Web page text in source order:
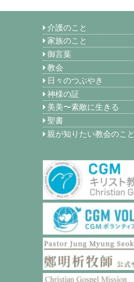
介護のこと
家族のこと
御言葉
教会
日々のつぶやき
神様の証
美美〜素敵に生きる
聖書
親が知りたい教会のこと